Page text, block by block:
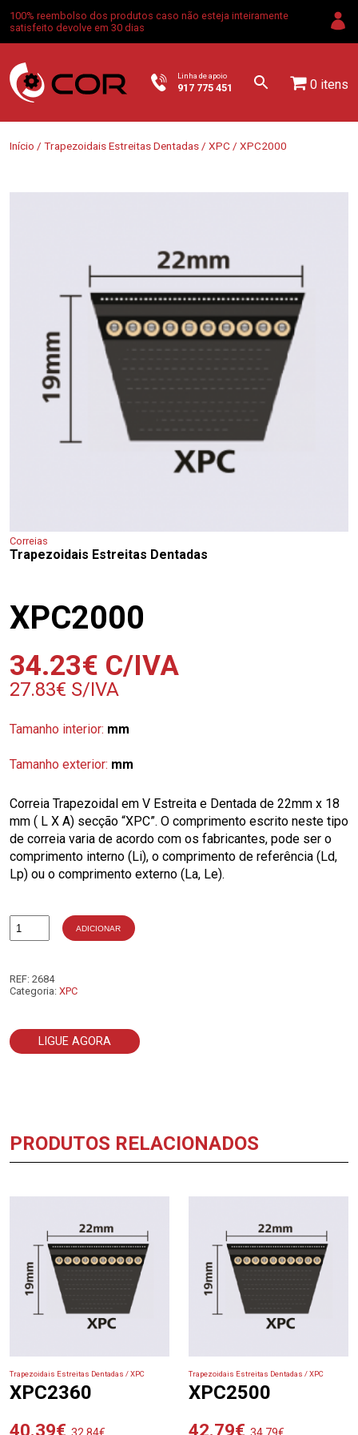
100% reembolso dos produtos caso não esteja inteiramente
satisfeito devolve em 30 dias
Linha de apoio
917 775 451 0 itens
Início / Trapezoidais Estreitas Dentadas / XPC / XPC2000
Correias
Trapezoidais Estreitas Dentadas
XPC2000
34.23€ C/IVA
27.83€ S/IVA
Tamanho interior: mm
Tamanho exterior: mm
Correia Trapezoidal em V Estreita e Dentada de 22mm x 18
mm ( L X A) secção “XPC”. O comprimento escrito neste tipo
de correia varia de acordo com os fabricantes, pode ser o
comprimento interno (Li), o comprimento de referência (Ld,
Lp) ou o comprimento externo (La, Le).
Quantidade
ADICIONAR
REF: 2684
Categoria: XPC
LIGUE AGORA
PRODUTOS RELACIONADOS
Trapezoidais Estreitas Dentadas / XPC
XPC2360
40.39€
Trapezoidais Estreitas Dentadas / XPC
XPC2500
42.79€